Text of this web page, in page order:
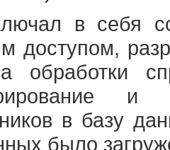
в себя
доступом,
обработки
и
в базу
было